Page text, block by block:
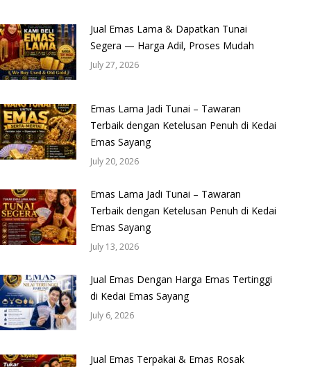
Jual Emas Lama & Dapatkan Tunai
Segera — Harga Adil, Proses Mudah
July 27, 2026
Emas Lama Jadi Tunai – Tawaran
Terbaik dengan Ketelusan Penuh di Kedai
Emas Sayang
July 20, 2026
Emas Lama Jadi Tunai – Tawaran
Terbaik dengan Ketelusan Penuh di Kedai
Emas Sayang
July 13, 2026
Jual Emas Dengan Harga Emas Tertinggi
di Kedai Emas Sayang
July 6, 2026
Jual Emas Terpakai & Emas Rosak